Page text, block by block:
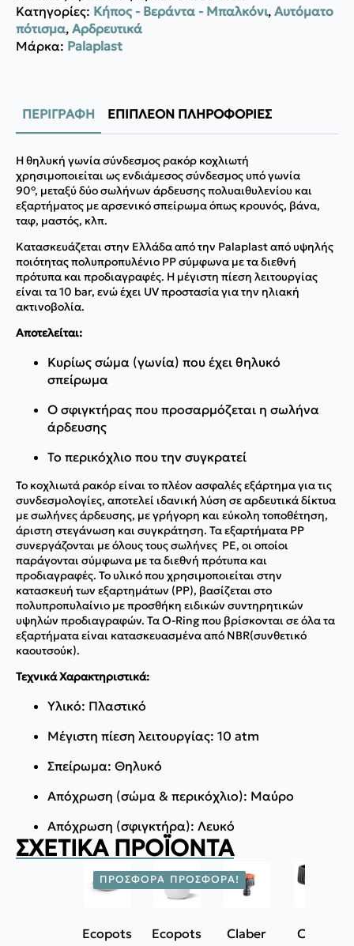
ποσότητα
Κατηγορίες: Κήπος - Βεράντα - Μπαλκόνι, Αυτόματο
πότισμα, Αρδρευτικά
Μάρκα: Palaplast
ΠΕΡΙΓΡΑΦΉ ΕΠΙΠΛΈΟΝ ΠΛΗΡΟΦΟΡΊΕΣ
Η θηλυκή γωνία σύνδεσμος ρακόρ κοχλιωτή
χρησιμοποιείται ως ενδιάμεσος σύνδεσμος υπό γωνία
90°, μεταξύ δύο σωλήνων άρδευσης πολυαιθυλενίου και
εξαρτήματος με αρσενικό σπείρωμα όπως κρουνός, βάνα,
ταφ, μαστός, κλπ.
Κατασκευάζεται στην Ελλάδα από την Palaplast από υψηλής
ποιότητας πολυπροπυλένιο PP σύμφωνα με τα διεθνή
πρότυπα και προδιαγραφές. H μέγιστη πίεση λειτουργίας
είναι τα 10 bar, ενώ έχει UV προστασία για την ηλιακή
ακτινοβολία.
Αποτελείται:
Κυρίως σώμα (γωνία) που έχει θηλυκό
σπείρωμα
Ο σφιγκτήρας που προσαρμόζεται η σωλήνα
άρδευσης
Το περικόχλιο που την συγκρατεί
Το κοχλιωτά ρακόρ είναι το πλέον ασφαλές εξάρτημα για τις
συνδεσμολογίες, αποτελεί ιδανική λύση σε αρδευτικά δίκτυα
με σωλήνες άρδευσης, με γρήγορη και εύκολη τοποθέτηση,
άριστη στεγάνωση και συγκράτηση. Τα εξαρτήματα ΡΡ
συνεργάζονται με όλους τους σωλήνες ΡΕ, οι οποίοι
παράγονται σύμφωνα με τα διεθνή πρότυπα και
προδιαγραφές. Το υλικό που χρησιμοποιείται στην
κατασκευή των εξαρτημάτων (ΡΡ), βασίζεται στο
πολυπροπυλαίνιο με προσθήκη ειδικών συντηρητικών
υψηλών προδιαγραφών. Τα Ο-Ring που βρίσκονται σε όλα τα
εξαρτήματα είναι κατασκευασμένα από NBR(συνθετικό
καουτσούκ).
Τεχνικά Χαρακτηριστικά:
Υλικό: Πλαστικό
Μέγιστη πίεση λειτουργίας: 10 atm
Σπείρωμα: Θηλυκό
Απόχρωση (σώμα & περικόχλιο): Μαύρο
Απόχρωση (σφιγκτήρα): Λευκό
ΣΧΕΤΙΚΆ ΠΡΟΪΌΝΤΑ
ΠΡΟΣΦΟΡΆ!
Ecopots
ΠΡΟΣΦΟΡΆ!
Ecopots
Claber
Claber